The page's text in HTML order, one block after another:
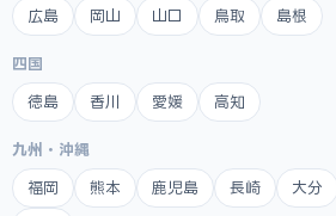
広島 岡山 山口 鳥取 島根
四国
徳島 香川 愛媛 高知
九州・沖縄
福岡 熊本 鹿児島 長崎 大分